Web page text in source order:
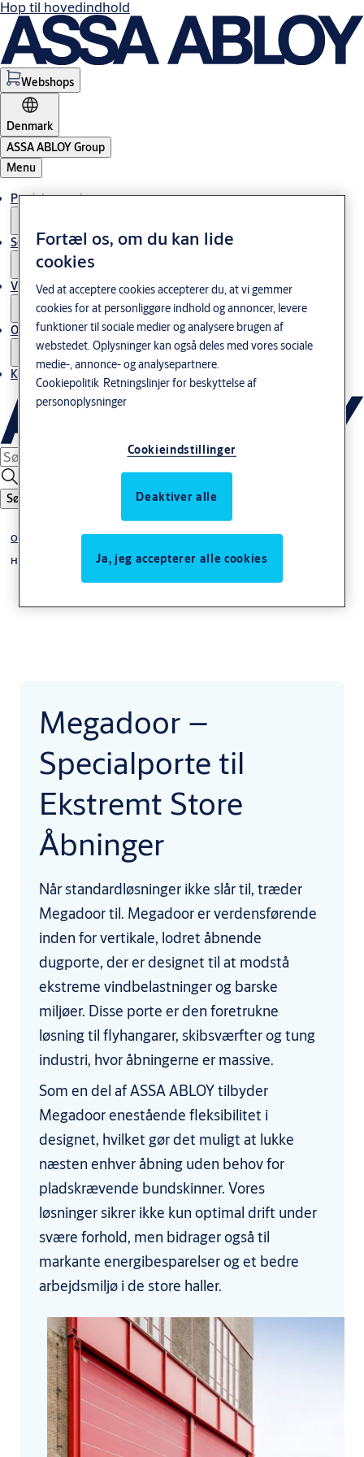
Hop til hovedindhold
Webshops
Denmark
ASSA ABLOY Group
Menu
Produkter og løsninger
Service
Viden og cases
Om os
Kontakt os
Søg
Om os
Historie
Megadoor –
Specialporte til
Ekstremt Store
Åbninger
Når standardløsninger ikke slår til, træder
Megadoor til. Megadoor er verdensførende
inden for vertikale, lodret åbnende
dugporte, der er designet til at modstå
ekstreme vindbelastninger og barske
miljøer. Disse porte er den foretrukne
løsning til flyhangarer, skibsværfter og tung
industri, hvor åbningerne er massive.
Som en del af ASSA ABLOY tilbyder
Megadoor enestående fleksibilitet i
designet, hvilket gør det muligt at lukke
næsten enhver åbning uden behov for
pladskrævende bundskinner. Vores
løsninger sikrer ikke kun optimal drift under
svære forhold, men bidrager også til
markante energibesparelser og et bedre
arbejdsmiljø i de store haller.
Fortæl os, om du kan lide
cookies
Ved at acceptere cookies accepterer du, at vi gemmer
cookies for at personliggøre indhold og annoncer, levere
funktioner til sociale medier og analysere brugen af
webstedet. Oplysninger kan også deles med vores sociale
medie-, annonce- og analysepartnere.
Cookiepolitik Retningslinjer for beskyttelse af
personoplysninger
Cookieindstillinger
Deaktiver alle
Ja, jeg accepterer alle cookies